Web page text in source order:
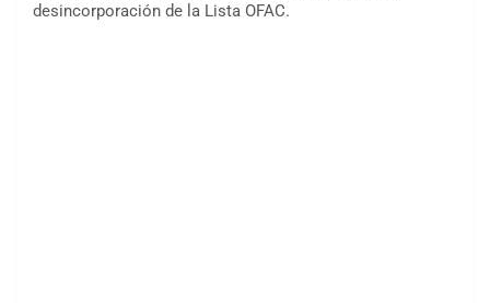
desincorporación de la Lista OFAC.